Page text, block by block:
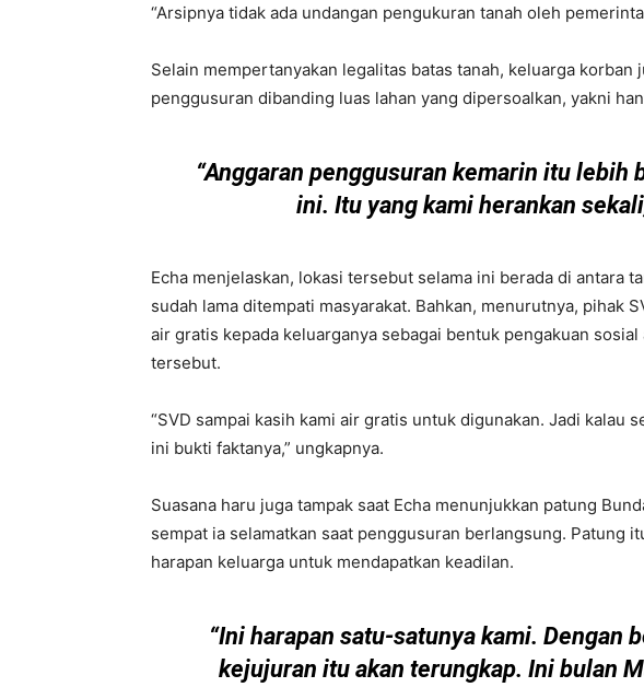
“Arsipnya tidak ada undangan pengukuran tanah oleh
Selain mempertanyakan legalitas batas tanah, keluarga korban
penggusuran dibanding luas lahan yang dipersoalkan, yakni
“Anggaran penggusuran kemarin itu lebih
ini. Itu yang kami herankan
Echa menjelaskan, lokasi tersebut selama ini berada di antara
sudah lama ditempati masyarakat. Bahkan, menurutnya, pihak
air gratis kepada keluarganya sebagai bentuk pengakuan
tersebut.
“SVD sampai kasih kami air gratis untuk digunakan. Jadi kalau
ini bukti faktanya,” ungkapnya.
Suasana haru juga tampak saat Echa menunjukkan patung
sempat ia selamatkan saat penggusuran berlangsung. Patung
harapan keluarga untuk mendapatkan keadilan.
“Ini harapan satu-satunya kami. Dengan
kejujuran itu akan terungkap. Ini bulan